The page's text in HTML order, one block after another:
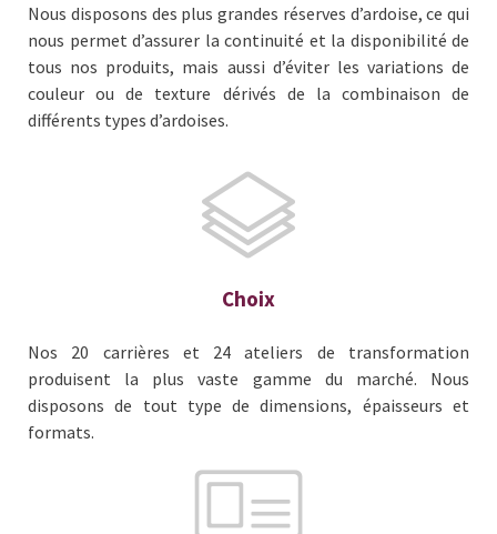
Nous disposons des plus grandes réserves d’ardoise, ce qui
nous permet d’assurer la continuité et la disponibilité de
tous nos produits, mais aussi d’éviter les variations de
couleur ou de texture dérivés de la combinaison de
différents types d’ardoises.
Choix
Nos 20 carrières et 24 ateliers de transformation
produisent la plus vaste gamme du marché. Nous
disposons de tout type de dimensions, épaisseurs et
formats.